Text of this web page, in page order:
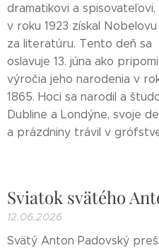
dramatikovi a
v roku 1923 získal
za literatúru. Tento deň sa
oslavuje 13. júna ako
výročia jeho narodenia v
1865. Hoci sa narodil a
Dubline a Londýne, svoje
a prázdniny trávil v
Sviatok svätého
12.06.2026
Svätý Anton Padovský